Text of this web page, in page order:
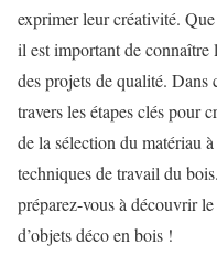
exprimer leur créativité.
il est important de connaître
des projets de qualité. Dans
travers les étapes clés pour
de la sélection du matériau
techniques de travail du
préparez-vous à découvrir
d’objets déco en bois !